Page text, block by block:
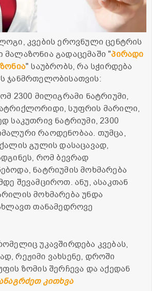
კვების ეროვნული ცენტრის
გადაცემაში "პირადი
" საუბრობს, რა სჭირდება
ჯანმრთელობისათვის:
2300 მილიგრამი ნატრიუმი,
სუფრის მარილი,
საკუთრივ ნატრიუმი, 2300
რაოდენობაა. თუმცა,
გულის დასაცავად,
რომ ბევრად
ნატრიუმის მოხმარება
შევამციროთ. ანუ, ასაკთან
მოხმარება უნდა
თანამედროვე
უკავშირდება კვებას,
რეჟიმი ვახსენე, დროში
ზომის შერჩევა და აქედან
კითხვა